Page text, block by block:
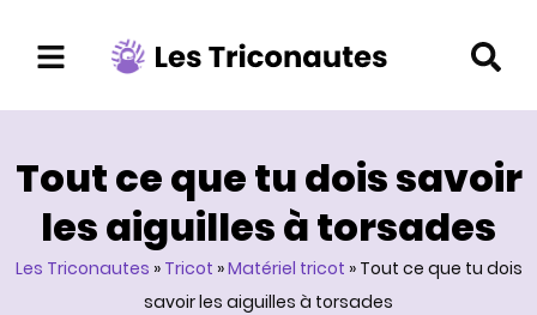
Aller
au
Tout ce que tu dois savoir
les aiguilles à torsades
Les Triconautes » Tricot »Matériel tricot » Tout ce que tu dois
savoir les aiguilles à torsades